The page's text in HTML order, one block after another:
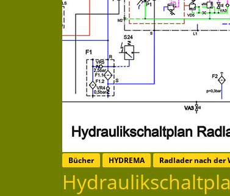
Bücher HYDREMA Radlader nach der